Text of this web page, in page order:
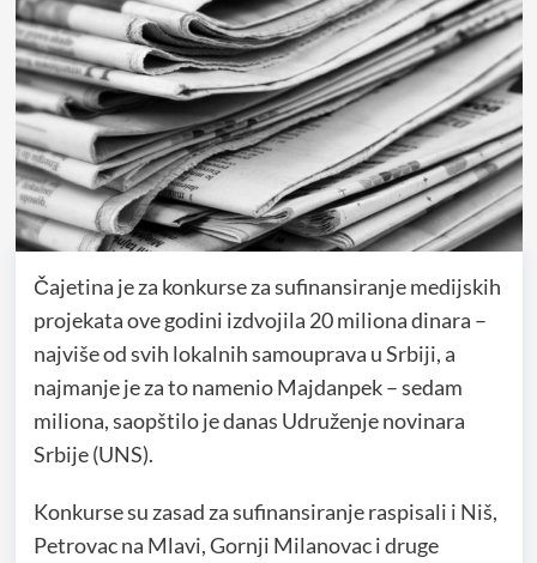
Čajetina je za konkurse za sufinansiranje medijskih
projekata ove godini izdvojila 20 miliona dinara –
najviše od svih lokalnih samouprava u Srbiji, a
najmanje je za to namenio Majdanpek – sedam
miliona, saopštilo je danas Udruženje novinara
Srbije (UNS).
Konkurse su zasad za sufinansiranje raspisali i Niš,
Petrovac na Mlavi, Gornji Milanovac i druge